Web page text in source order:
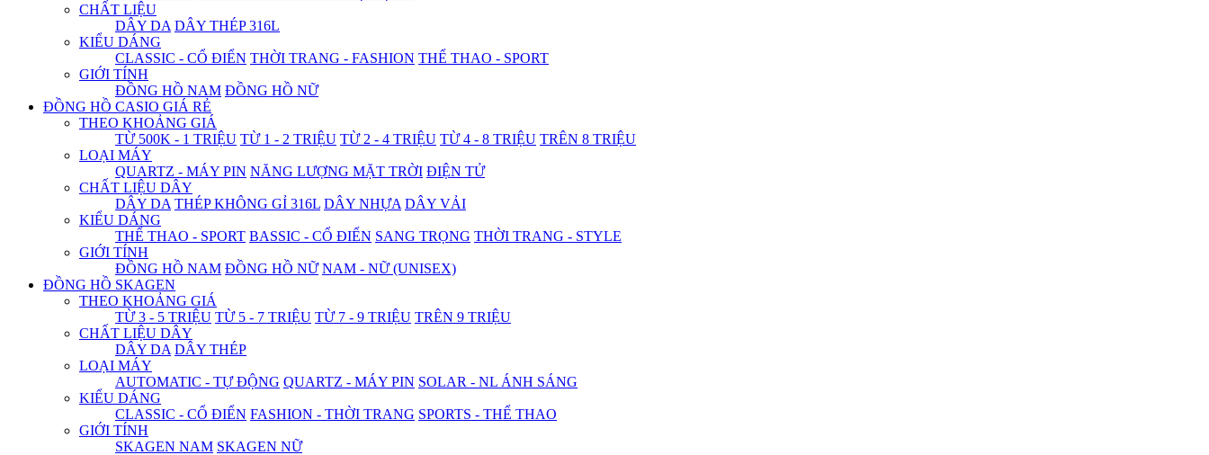
CHẤT LIỆU
DÂY DA DÂY THÉP 316L
KIỂU DÁNG
CLASSIC - CỔ ĐIỂN THỜI TRANG - FASHION THỂ THAO - SPORT
GIỚI TÍNH
ĐỒNG HỒ NAM ĐỒNG HỒ NỮ
ĐỒNG HỒ CASIO GIÁ RẺ
THEO KHOẢNG GIÁ
TỪ 500K - 1 TRIỆU TỪ 1 - 2 TRIỆU TỪ 2 - 4 TRIỆU TỪ 4 - 8 TRIỆU TRÊN 8 TRIỆU
LOẠI MÁY
QUARTZ - MÁY PIN NĂNG LƯỢNG MẶT TRỜI ĐIỆN TỬ
CHẤT LIỆU DÂY
DÂY DA THÉP KHÔNG GỈ 316L DÂY NHỰA DÂY VẢI
KIỂU DÁNG
THỂ THAO - SPORT BASSIC - CỔ ĐIỂN SANG TRỌNG THỜI TRANG - STYLE
GIỚI TÍNH
ĐỒNG HỒ NAM ĐỒNG HỒ NỮ NAM - NỮ (UNISEX)
ĐỒNG HỒ SKAGEN
THEO KHOẢNG GIÁ
TỪ 3 - 5 TRIỆU TỪ 5 - 7 TRIỆU TỪ 7 - 9 TRIỆU TRÊN 9 TRIỆU
CHẤT LIỆU DÂY
DÂY DA DÂY THÉP
LOẠI MÁY
AUTOMATIC - TỰ ĐỘNG QUARTZ - MÁY PIN SOLAR - NL ÁNH SÁNG
KIỂU DÁNG
CLASSIC - CỔ ĐIỂN FASHION - THỜI TRANG SPORTS - THỂ THAO
GIỚI TÍNH
SKAGEN NAM SKAGEN NỮ